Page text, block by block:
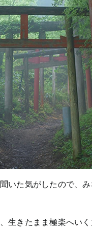
いた気がしたので、
生きたまま極楽へい